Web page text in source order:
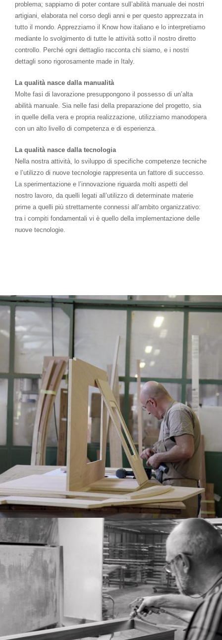
problema; sappiamo di poter contare sull’abilità manuale dei nostri
artigiani, elaborata nel corso degli anni e per questo apprezzata in
tutto il mondo. Apprezziamo il Know how italiano e lo interpretiamo
mediante lo svolgimento di tutte le attività sotto il nostro diretto
controllo. Perché ogni dettaglio racconta chi siamo, e i nostri
dettagli sono rigorosamente made in Italy.
La qualità nasce dalla manualità
Molte fasi di lavorazione presuppongono il possesso di un’alta
abilità manuale. Sia nelle fasi della preparazione del progetto, sia
in quelle della vera e propria realizzazione, utilizziamo manodopera
con un alto livello di competenza e di esperienza.
La qualità nasce dalla tecnologia
Nella nostra attività, lo sviluppo di specifiche competenze tecniche
e l’utilizzo di nuove tecnologie rappresenta un fattore di successo.
La sperimentazione e l’innovazione riguarda molti aspetti del
nostro lavoro, da quelli legati all’utilizzo di determinate materie
prime a quelli più strettamente connessi all’ambito organizzativo:
tra i compiti fondamentali vi è quello della implementazione delle
nuove tecnologie.